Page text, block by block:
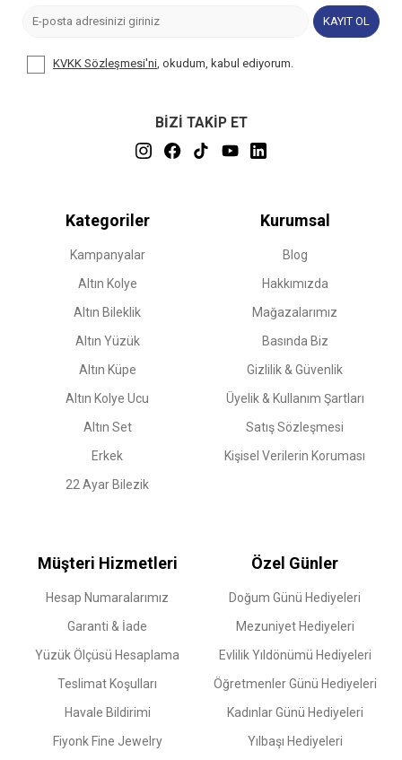
KAYIT OL
KVKK Sözleşmesi'ni , okudum, kabul ediyorum.
BİZİ TAKİP ET
Kategoriler
Kampanyalar
Altın Kolye
Altın Bileklik
Altın Yüzük
Altın Küpe
Altın Kolye Ucu
Altın Set
Erkek
22 Ayar Bilezik
Kurumsal
Blog
Hakkımızda
Mağazalarımız
Basında Biz
Gizlilik & Güvenlik
Üyelik & Kullanım Şartları
Satış Sözleşmesi
Kişisel Verilerin Koruması
Müşteri Hizmetleri
Hesap Numaralarımız
Garanti & İade
Yüzük Ölçüsü Hesaplama
Teslimat Koşulları
Havale Bildirimi
Fiyonk Fine Jewelry
Özel Günler
Doğum Günü Hediyeleri
Mezuniyet Hediyeleri
Evlilik Yıldönümü Hediyeleri
Öğretmenler Günü Hediyeleri
Kadınlar Günü Hediyeleri
Yılbaşı Hediyeleri